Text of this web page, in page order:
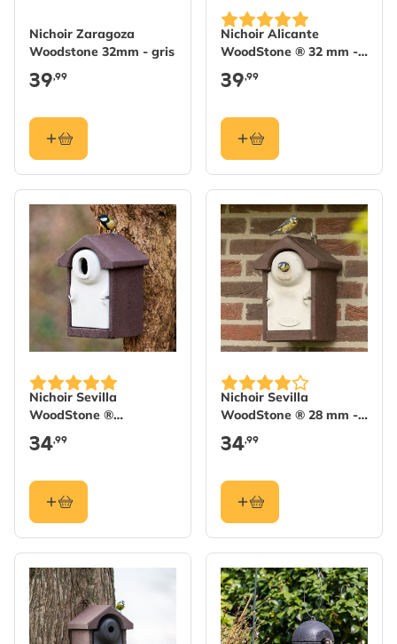
Nichoir Zaragoza
Woodstone 32mm - gris
39,99
Nichoir Alicante
WoodStone ® 32 mm -
Vert
39,99
Nichoir Sevilla
WoodStone ®
Ouverture ovale - Brun
34,99
Nichoir Sevilla
WoodStone ® 28 mm -
Brun
34,99